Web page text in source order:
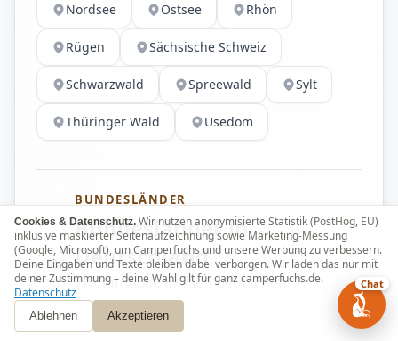
Nordsee Ostsee Rhön
Rügen Sächsische Schweiz
Schwarzwald Spreewald Sylt
Thüringer Wald Usedom
BUNDESLÄNDER
Bundesländer in
Deutschland
Wohnmobile in allen deutschen
Bundesländern
Cookies & Datenschutz. Wir nutzen anonymisierte Statistik (PostHog, EU)
inklusive maskierter Seitenaufzeichnung sowie Marketing-Messung
(Google, Microsoft), um Camperfuchs und unsere Werbung zu verbessern.
Deine Eingaben und Texte bleiben dabei verborgen. Wir laden das nur mit
deiner Zustimmung – deine Wahl gilt für ganz camperfuchs.de.
Datenschutz
Ablehnen Akzeptieren
Chat